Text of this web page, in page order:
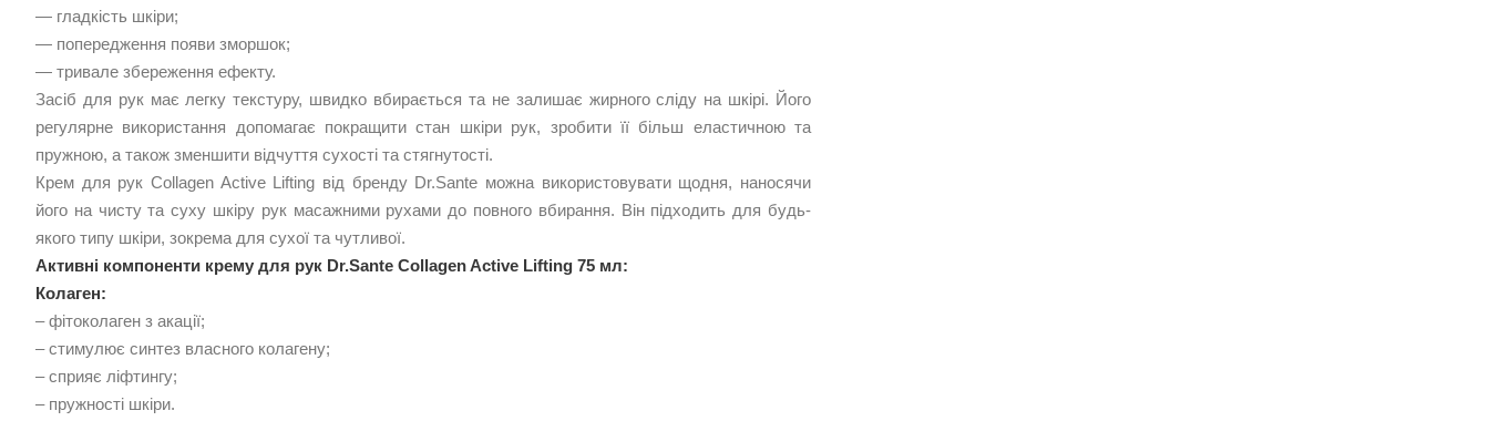
— гладкість шкіри;
— попередження появи зморшок;
— тривале збереження ефекту.
Засіб для рук має легку текстуру, швидко вбирається та не залишає жирного сліду на шкірі. Його
регулярне використання допомагає покращити стан шкіри рук, зробити її більш еластичною та
пружною, а також зменшити відчуття сухості та стягнутості.
Крем для рук Collagen Active Lifting від бренду Dr.Sante можна використовувати щодня, наносячи
його на чисту та суху шкіру рук масажними рухами до повного вбирання. Він підходить для будь-
якого типу шкіри, зокрема для сухої та чутливої.
Активні компоненти крему для рук Dr.Sante Collagen Active Lifting 75 мл:
Колаген:
– фітоколаген з акації;
– стимулює синтез власного колагену;
– сприяє ліфтингу;
– пружності шкіри.